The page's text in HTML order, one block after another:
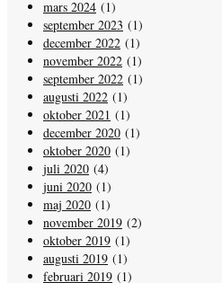
mars 2024 (1)
september 2023 (1)
december 2022 (1)
november 2022 (1)
september 2022 (1)
augusti 2022 (1)
oktober 2021 (1)
december 2020 (1)
oktober 2020 (1)
juli 2020 (4)
juni 2020 (1)
maj 2020 (1)
november 2019 (2)
oktober 2019 (1)
augusti 2019 (1)
februari 2019 (1)